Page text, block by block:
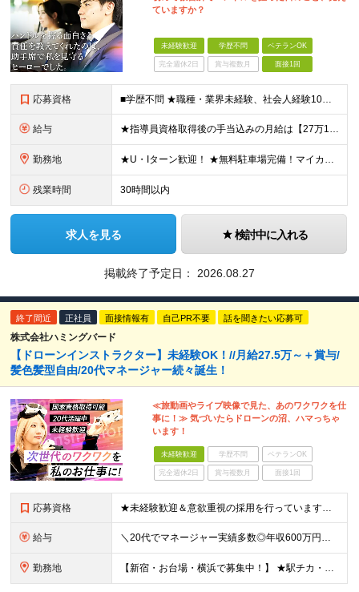
ていますか？
未経験歓迎 学歴不問 ベテランOK
完全週休2日 賞与複数月 面接1回
応募資格 ■学歴不問 ★職種・業界未経験、社会人経験10年以上の方も大歓迎 ■普通自動車運転免許をお持ちの方 ★AT限定免許でも応募可能です。入社後に限定解除をします。 経歴や年齢は問いません。 実際に未経験
給与 ★指導員資格取得後の手当込みの月給は【27万1,000円】となります。 月給21万1,000円～26万円＋各種手当＋賞与年2回 ※経験・年齢・能力などを考慮の上、決定いたします。 ※残業代は全額別途
勤務地 ★U・Iターン歓迎！ ★無料駐車場完備！マイカー・バイク通勤OK！ 【スマートドライバースクール湘南】 神奈川県藤沢市小塚16番1 ※1年以内での他校の応援としての転勤があります。 （住宅補助あり
残業時間 30時間以内
求人を見る 検討中に入れる
掲載終了予定日： 2026.08.27
終了間近 正社員 面接情報有 自己PR不要 話を聞きたい応募可
株式会社ハミングバード
【ドローンインストラクター】未経験OK！//月給27.5万～＋賞与/
髪色髪型自由/20代マネージャー続々誕生！
≪旅動画やライブ映像で見た、あのワクワクを仕
事に！≫ 気づいたらドローンの沼、ハマっちゃ
います！
未経験歓迎 学歴不問 ベテランOK
完全週休2日 賞与複数月 面接1回
応募資格 ★未経験歓迎＆意欲重視の採用を行っています★ ◆高卒以上 ◆要普通自動車免許（AT限定可） ◆35歳までの方（若手層の長期キャリア形成のため） ≪こんな方は大歓迎≫ ・ドローンに興味がある ・旅行
給与 ＼20代でマネージャー実績多数◎年収600万円も可能！／ 月給27万5,000円～+業績賞与年1回+昇給年1回+交通費支給 ※固定残業代（6万1659円/40h分）を含みます。超過分は別途支給 ※
勤務地 【新宿・お台場・横浜で募集中！】 ★駅チカ・アクセス良好・屋内勤務★ 【お台場本校】 東京都港区台場1-7-1 アクアシティお台場3F 【新宿校】 東京都新宿区新宿5-16-4 新宿マルイ メン6